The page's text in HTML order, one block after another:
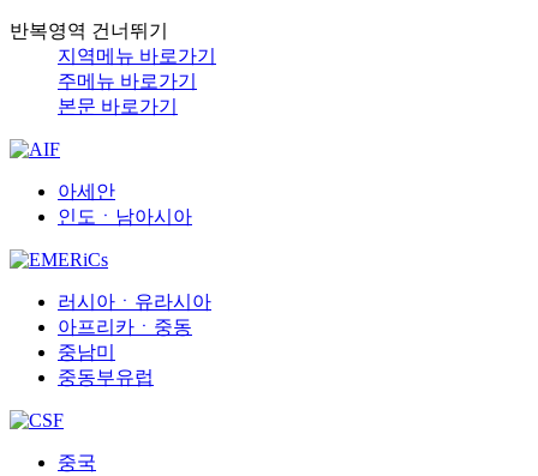
반복영역 건너뛰기
지역메뉴 바로가기
주메뉴 바로가기
본문 바로가기
아세안
인도ㆍ남아시아
러시아ㆍ유라시아
아프리카ㆍ중동
중남미
중동부유럽
중국